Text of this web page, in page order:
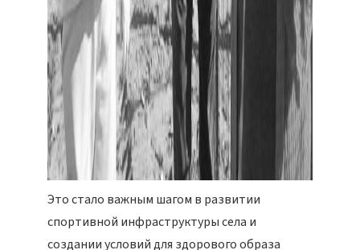
Это стало важным шагом в развитии
спортивной инфраструктуры села и
создании условий для здорового образа